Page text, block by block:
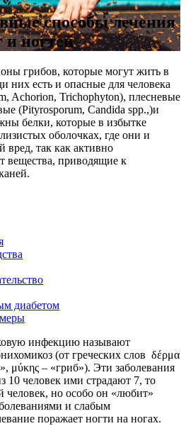
способы лечения
и ногтей
грибов, которые могут жить в
них есть и опасные для человека
Achorion, Trichophyton), плесневые
(Pityrosporum, Candida spp.,)и
белки, которые в избытке
оболочках, где они и
вред, так как активно
вещества, приводящие к
диабетом
инфекцию называют
(от греческих слов δέρμα
μύκης – «гриб»). Эти заболевания
10 человек ими страдают 7, то
человек, но особо он «любит»
и слабым
поражает ногти на ногах.